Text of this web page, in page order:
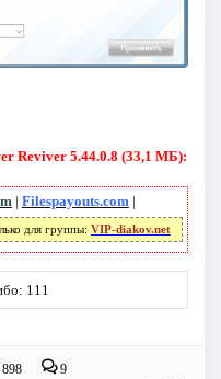
Reviver 5.44.0.8 (33,1 МБ):
| Filespayouts.com |
для группы: VIP-diakov.net
111
9